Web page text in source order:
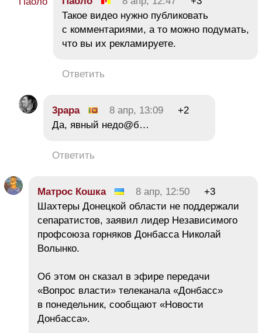
Такое видео нужно публиковать
с комментариями, а то можно подумать,
что вы их рекламируете.
Ответить
3papa 8 апр, 13:09
+2
Да, явный недо@б…
Ответить
Матрос Кошка 8 апр, 12:50
+3
Шахтеры Донецкой области не поддержали
сепаратистов, заявил лидер Независимого
профсоюза горняков Донбасса Николай
Волынко.
Об этом он сказал в эфире передачи
«Вопрос власти» телеканала «Донбасс»
в понедельник, сообщают «Новости
Донбасса».